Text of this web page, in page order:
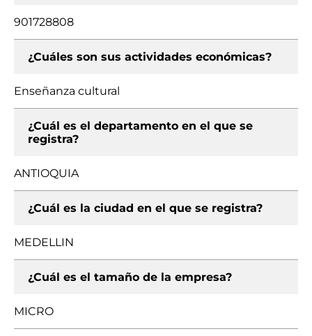
901728808
¿Cuáles son sus actividades económicas?
Enseñanza cultural
¿Cuál es el departamento en el que se
registra?
ANTIOQUIA
¿Cuál es la ciudad en el que se registra?
MEDELLIN
¿Cuál es el tamaño de la empresa?
MICRO